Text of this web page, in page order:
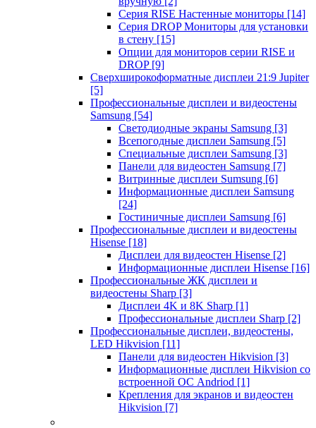
Серия RISE Настенные мониторы [14]
Серия DROP Мониторы для установки
в стену [15]
Опции для мониторов серии RISE и
DROP [9]
Сверхширокоформатные дисплеи 21:9 Jupiter
[5]
Профессиональные дисплеи и видеостены
Samsung [54]
Светодиодные экраны Samsung [3]
Всепогодные дисплеи Samsung [5]
Специальные дисплеи Samsung [3]
Панели для видеостен Samsung [7]
Витринные дисплеи Sumsung [6]
Информационные дисплеи Samsung
[24]
Гостиничные дисплеи Samsung [6]
Профессиональные дисплеи и видеостены
Hisense [18]
Дисплеи для видеостен Hisense [2]
Информационные дисплеи Hisense [16]
Профессиональные ЖК дисплеи и
видеостены Sharp [3]
Дисплеи 4K и 8K Sharp [1]
Профессиональные дисплеи Sharp [2]
Профессиональные дисплеи, видеостены,
LED Hikvision [11]
Панели для видеостен Hikvision [3]
Информационные дисплеи Hikvision со
встроенной ОС Andriod [1]
Крепления для экранов и видеостен
Hikvision [7]